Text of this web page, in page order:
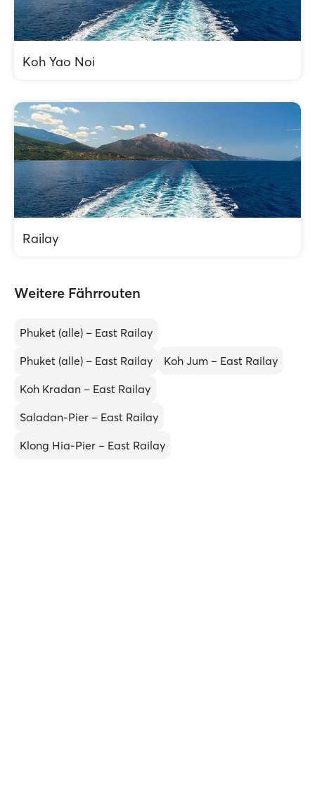
Koh Yao Noi
Railay
Weitere Fährrouten
Phuket (alle) – East Railay
Phuket (alle) – East Railay
Koh Jum – East Railay
Koh Kradan – East Railay
Saladan-Pier – East Railay
Klong Hia-Pier – East Railay